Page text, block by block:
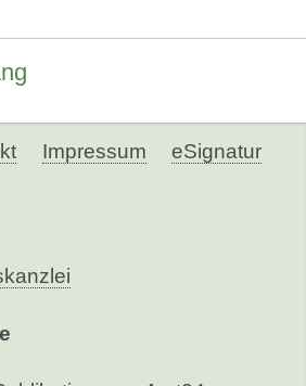
Impressum eSignatur